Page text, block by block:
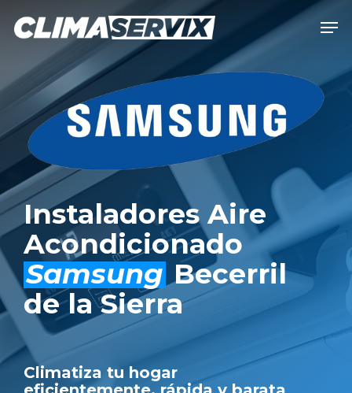
content
Instaladores Aire
Acondicionado
Samsung Becerril
de la Sierra
Climatiza tu hogar
Menu